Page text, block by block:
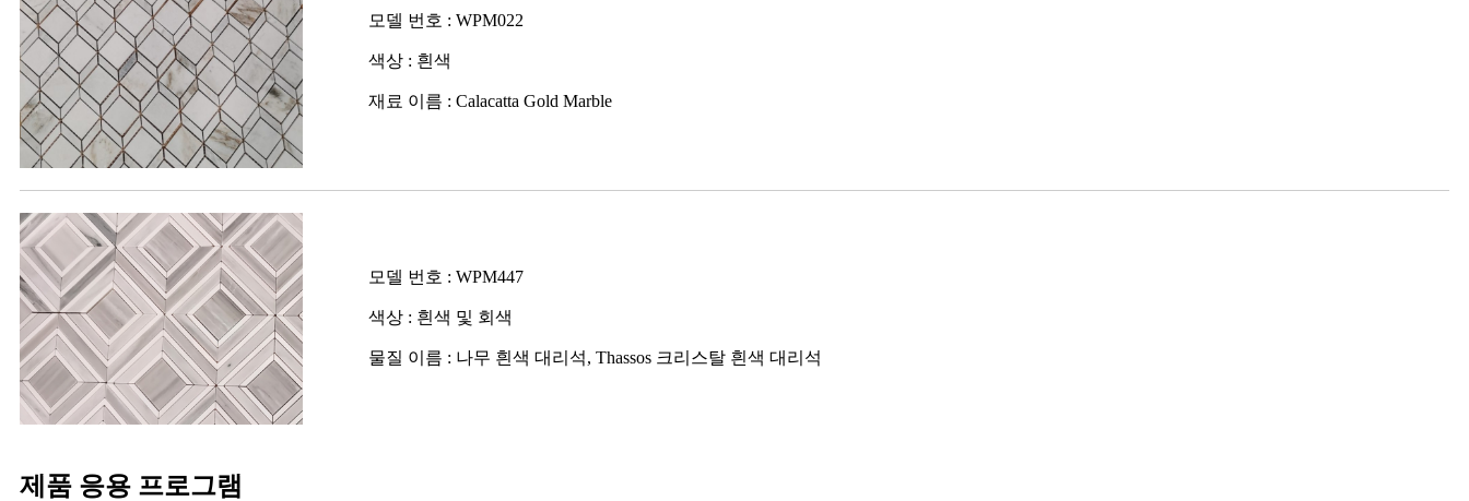
모델 번호 : WPM022
색상 : 흰색
재료 이름 : Calacatta Gold Marble
모델 번호 : WPM447
색상 : 흰색 및 회색
물질 이름 : 나무 흰색 대리석, Thassos 크리스탈 흰색 대리석
제품 응용 프로그램